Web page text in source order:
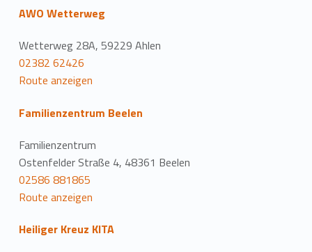
AWO Wetterweg
Wetterweg 28A, 59229 Ahlen
02382 62426
Route anzeigen
Familienzentrum Beelen
Familienzentrum
Ostenfelder Straße 4, 48361 Beelen
02586 881865
Route anzeigen
Heiliger Kreuz KITA